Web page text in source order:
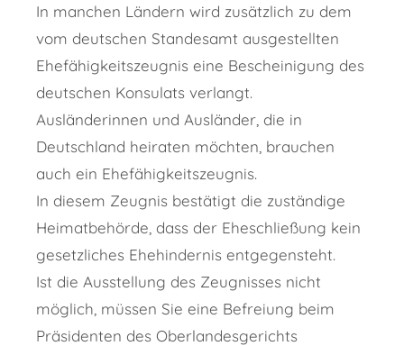
In manchen Ländern wird zusätzlich zu dem
vom deutschen Standesamt ausgestellten
Ehefähigkeitszeugnis eine Bescheinigung des
deutschen Konsulats verlangt.
Ausländerinnen und Ausländer, die in
Deutschland heiraten möchten, brauchen
auch ein Ehefähigkeitszeugnis.
In diesem Zeugnis bestätigt die zuständige
Heimatbehörde, dass der Eheschließung kein
gesetzliches Ehehindernis entgegensteht.
Ist die Ausstellung des Zeugnisses nicht
möglich, müssen Sie eine Befreiung beim
Präsidenten des Oberlandesgerichts